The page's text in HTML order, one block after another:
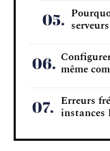
même
Erreurs
instances